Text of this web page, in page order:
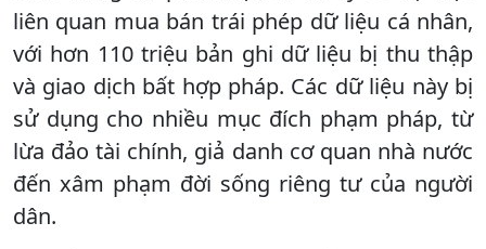
liên quan mua bán trái phép dữ liệu cá nhân,
với hơn 110 triệu bản ghi dữ liệu bị thu thập
và giao dịch bất hợp pháp. Các dữ liệu này bị
sử dụng cho nhiều mục đích phạm pháp, từ
lừa đảo tài chính, giả danh cơ quan nhà nước
đến xâm phạm đời sống riêng tư của người
dân.